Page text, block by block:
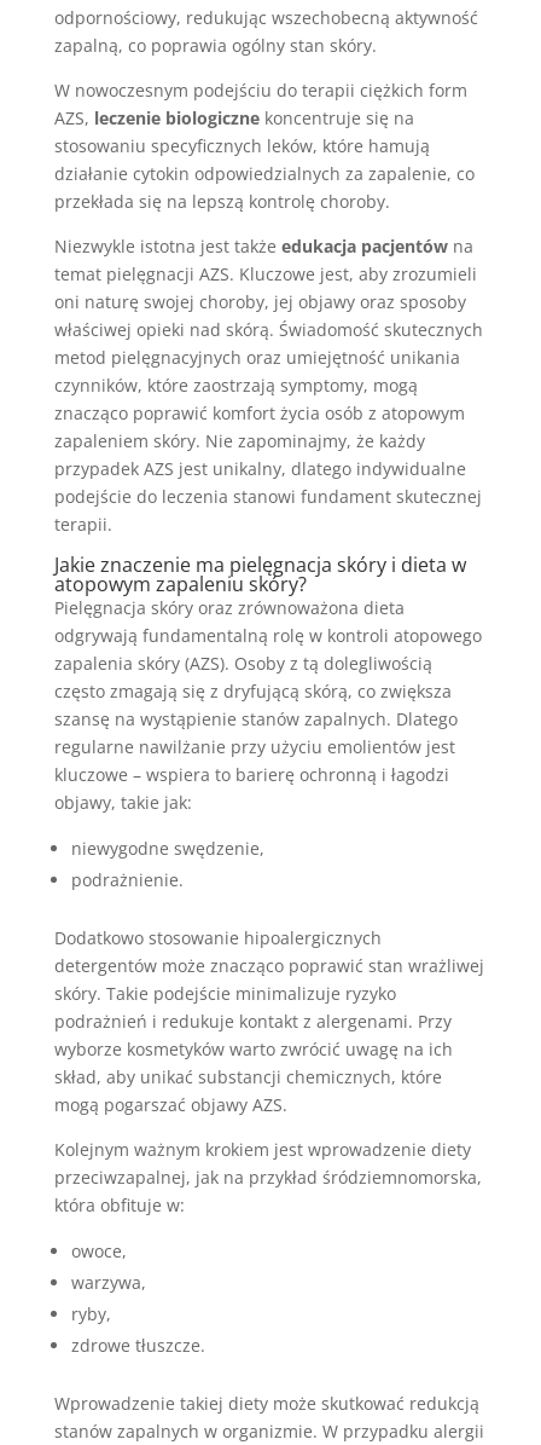
odpornościowy, redukując wszechobecną aktywność
zapalną, co poprawia ogólny stan skóry.
W nowoczesnym podejściu do terapii ciężkich form
AZS, leczenie biologicznekoncentruje się na
stosowaniu specyficznych leków, które hamują
działanie cytokin odpowiedzialnych za zapalenie, co
przekłada się na lepszą kontrolę choroby.
Niezwykle istotna jest także edukacja pacjentówna
temat pielęgnacji AZS. Kluczowe jest, aby zrozumieli
oni naturę swojej choroby, jej objawy oraz sposoby
właściwej opieki nad skórą. Świadomość skutecznych
metod pielęgnacyjnych oraz umiejętność unikania
czynników, które zaostrzają symptomy, mogą
znacząco poprawić komfort życia osób z atopowym
zapaleniem skóry. Nie zapominajmy, że każdy
przypadek AZS jest unikalny, dlatego indywidualne
podejście do leczenia stanowi fundament skutecznej
terapii.
Jakie znaczenie ma pielęgnacja skóryi dieta w
atopowym zapaleniu skóry?
Pielęgnacja skóry oraz zrównoważona dieta
odgrywają fundamentalną rolę w kontroli atopowego
zapalenia skóry (AZS). Osoby z tą dolegliwością
często zmagają się z dryfującą skórą, co zwiększa
szansę na wystąpienie stanów zapalnych. Dlatego
regularne nawilżanie przy użyciu emolientów jest
kluczowe – wspiera to barierę ochronną i łagodzi
objawy, takie jak:
niewygodne swędzenie,
podrażnienie.
Dodatkowo stosowanie hipoalergicznych
detergentów może znacząco poprawić stan wrażliwej
skóry. Takie podejście minimalizuje ryzyko
podrażnień i redukuje kontakt z alergenami. Przy
wyborze kosmetyków warto zwrócić uwagę na ich
skład, aby unikać substancji chemicznych, które
mogą pogarszać objawy AZS.
Kolejnym ważnym krokiem jest wprowadzenie diety
przeciwzapalnej, jak na przykład śródziemnomorska,
która obfituje w:
owoce,
warzywa,
ryby,
zdrowe tłuszcze.
Wprowadzenie takiej diety może skutkować redukcją
stanów zapalnych w organizmie. W przypadku alergii